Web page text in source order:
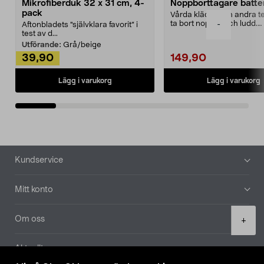
-
+
Mikrofiberduk 32 x 31 cm, 4-
pack
Aftonbladets "självklara favorit” i
test av d...
Utförande: Grå/beige
39,90
Lägg i varukorg
Noppborttagare
Vårda kläder och andra
ta bort noppor och ludd.
149,90
Lägg i varukorg
Sidfot
Kundservice
Mitt konto
Om oss
Aktuellt